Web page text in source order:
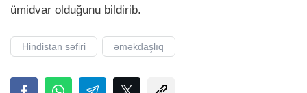
ümidvar olduğunu bildirib.
Hindistan səfiri əməkdaşlıq